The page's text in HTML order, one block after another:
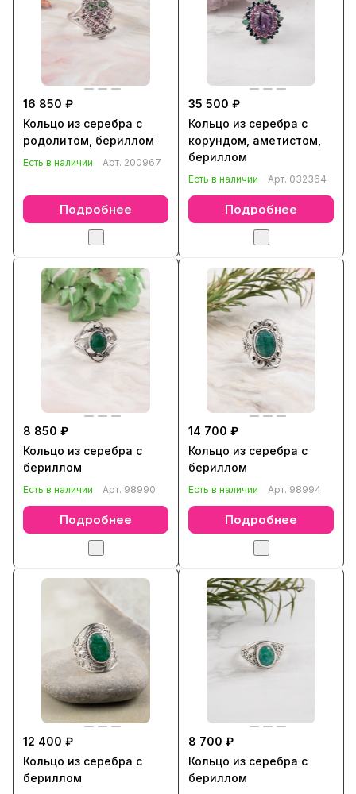
16 850 ₽
Кольцо из серебра с
родолитом, бериллом
Есть в наличии Арт. 200967
Подробнее
35 500 ₽
Кольцо из серебра с
корундом, аметистом,
бериллом
Есть в наличии Арт. 032364
Подробнее
8 850 ₽
Кольцо из серебра с
бериллом
Есть в наличии Арт. 98990
Подробнее
14 700 ₽
Кольцо из серебра с
бериллом
Есть в наличии Арт. 98994
Подробнее
12 400 ₽
Кольцо из серебра с
бериллом
8 700 ₽
Кольцо из серебра с
бериллом